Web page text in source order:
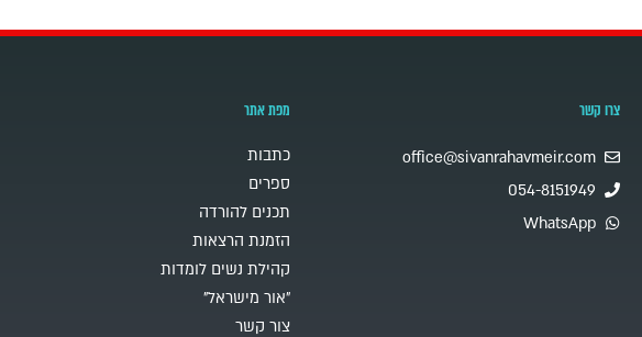
צרו קשר
office@sivanrahavmeir.com
054-8151949
WhatsApp
מפת אתר
כתבות
ספרים
תכנים להורדה
הזמנת הרצאות
קהילת נשים לומדות
"אור מישראל"
צור קשר